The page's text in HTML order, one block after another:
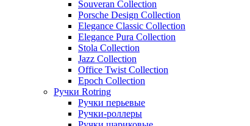
Souveran Collection
Porsche Design Collection
Elegance Classic Collection
Elegance Pura Collection
Stola Collection
Jazz Collection
Office Twist Collection
Epoch Collection
Ручки Rotring
Ручки перьевые
Ручки-роллеры